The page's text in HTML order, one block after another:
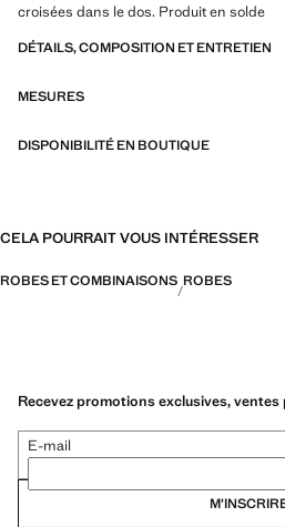
croisées dans le dos. Produit en solde
DÉTAILS, COMPOSITION ET ENTRETIEN
MESURES
DISPONIBILITÉ EN BOUTIQUE
CELA POURRAIT VOUS INTÉRESSER
ROBES ET COMBINAISONS ROBES
Recevez promotions exclusives,
E-mail